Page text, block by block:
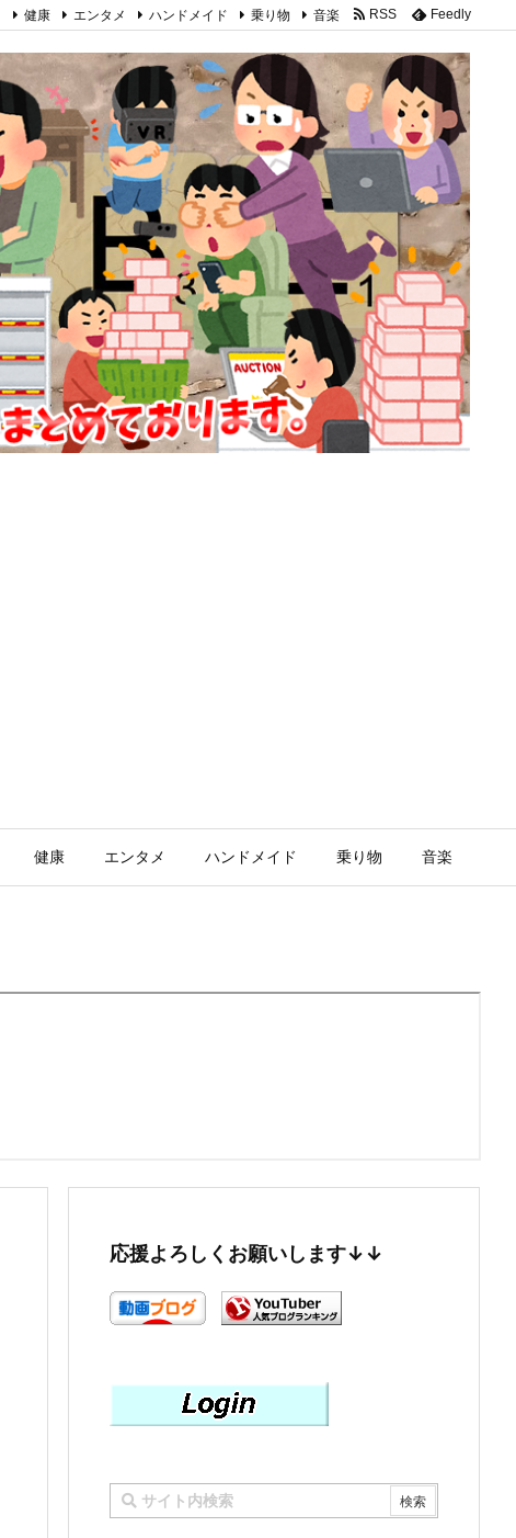
健康 エンタメ ハンドメイド 乗り物 音楽
健康 エンタメ ハンドメイド 乗り物 音楽 RSS Feedly
応援よろしくお願いします↓↓